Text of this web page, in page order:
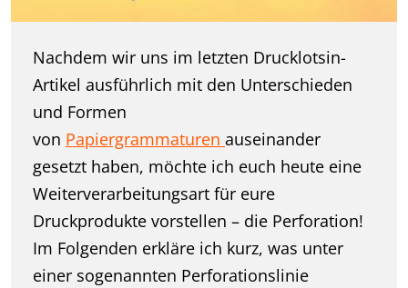
Nachdem wir uns im letzten Drucklotsin-
Artikel ausführlich mit den Unterschieden
und Formen
von Papiergrammaturen auseinander
gesetzt haben, möchte ich euch heute eine
Weiterverarbeitungsart für eure
Druckprodukte vorstellen – die Perforation!
Im Folgenden erkläre ich kurz, was unter
einer sogenannten Perforationslinie